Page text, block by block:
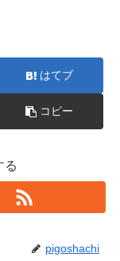
はてブ
コピー
る
pigoshachi